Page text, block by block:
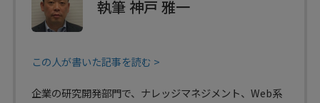
執筆 神戸 雅一
この人が書いた記事を読む >
企業の研究開発部門で、ナレッジマネジメント、Web系